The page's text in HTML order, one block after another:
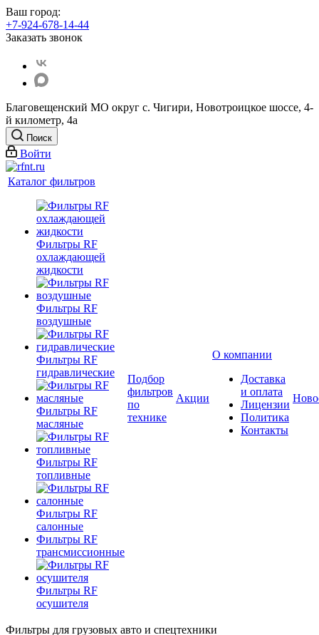
Ваш город:
+7-924-678-14-44‬
Заказать звонок
Благовещенский МО округ с. Чигири, Новотроицкое шоссе, 4-
й километр, 4а
Поиск
Войти
Каталог фильтров
Фильтры RF
охлаждающей
жидкости
Фильтры RF
воздушные
Фильтры RF
гидравлические
Фильтры RF
масляные
Фильтры RF
топливные
Фильтры RF
салонные
Фильтры RF
трансмиссионные
Фильтры RF
осушителя
Подбор
фильтров
по
технике
Акции
О компании
Доставка
и оплата
Лицензии
Политика
Контакты
Фильтры для грузовых авто и спецтехники